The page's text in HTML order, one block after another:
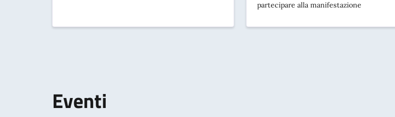
partecipare alla manifestazione
Eventi